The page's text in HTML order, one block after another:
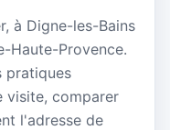
à Digne-les-Bains
Haute-Provence.
pratiques
visite, comparer
l'adresse de